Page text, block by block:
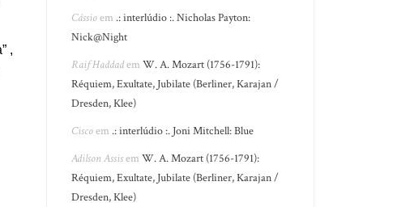
,
Cássioem .: interlúdio :. Nicholas Payton:
Nick@Night
Raif HaddademW. A. Mozart (1756-1791):
Réquiem, Exultate, Jubilate (Berliner, Karajan /
Dresden, Klee)
Ciscoem .: interlúdio :. Joni Mitchell: Blue
Adilson AssisemW. A. Mozart (1756-1791):
Réquiem, Exultate, Jubilate (Berliner, Karajan /
Dresden, Klee)